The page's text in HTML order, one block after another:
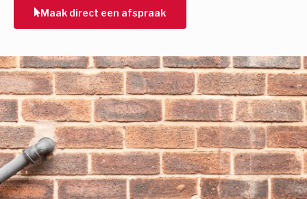
Maak direct een afspraak